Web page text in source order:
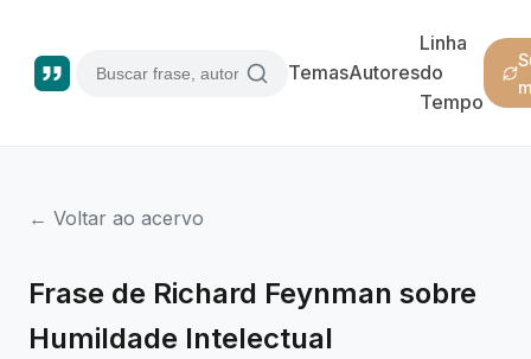
TemasAutores
Linha
do
Tempo
← Voltar ao acervo
Frase de Richard Feynman sobre
Humildade Intelectual